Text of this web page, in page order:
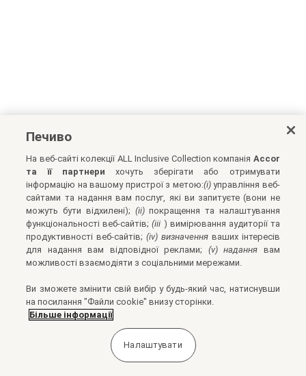
Печиво
На веб-сайті колекції ALL Inclusive Collection компанія Accor
та її партнери хочуть зберігати або отримувати
інформацію на вашому пристрої з метою:(i)управління веб-
сайтами та надання вам послуг, які ви запитуєте (вони не
можуть бути відхилені); (ii)покращення та налаштування
функціональності веб-сайтів;(iii ) вимірювання аудиторії та
продуктивності веб-сайтів;(iv) визначенняваших інтересів
для надання вам відповідної реклами; (v) надання вам
можливості взаємодіяти з соціальними мережами.
Ви зможете змінити свій вибір у будь-який час, натиснувши
на посилання "Файли cookie" внизу сторінки.
Більше інформації
Налаштувати